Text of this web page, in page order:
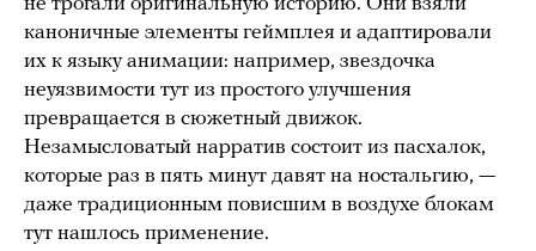
каноничные элементы геймплея и адаптировали
их к языку анимации: например, звездочка
неуязвимости тут из простого улучшения
превращается в сюжетный движок.
Незамысловатый нарратив состоит из пасхалок,
которые раз в пять минут давят на ностальгию, —
даже традиционным повисшим в воздухе блокам
тут нашлось применение.